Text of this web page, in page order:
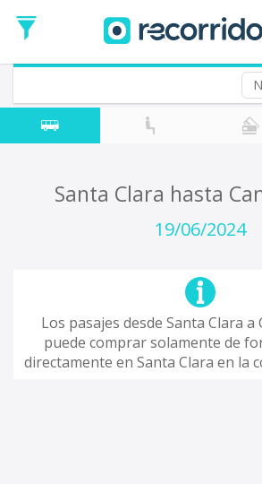
de
Ida
Vuelta (opcional)
Fecha
de
Santa Clara hasta
19/06/2024
Los pasajes desde Santa Clara a
puede comprar solamente de
directamente en Santa Clara en la